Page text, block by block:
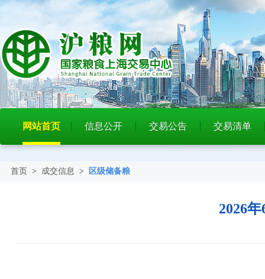
网站首页 信息公开 交易公告 交易清单
首页 > 成交信息 > 区级储备粮
2026